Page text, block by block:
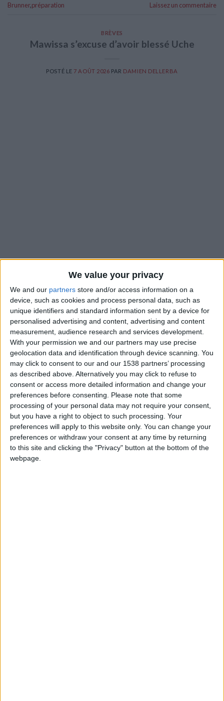
We value your privacy
We and our partners store and/or access information on a
device, such as cookies and process personal data, such as
unique identifiers and standard information sent by a device for
personalised advertising and content, advertising and content
measurement, audience research and services development.
With your permission we and our partners may use precise
geolocation data and identification through device scanning. You
may click to consent to our and our 1538 partners’ processing
as described above. Alternatively you may click to refuse to
consent or access more detailed information and change your
preferences before consenting.
Please note that some
processing of your personal data may not require your consent,
but you have a right to object to such processing. Your
preferences will apply to this website only. You can change your
preferences or withdraw your consent at any time by returning
to this site and clicking the "Privacy" button at the bottom of the
webpage.
Brunner,préparation Laissez un commentaire
BRÈVES
Mawissa s’excuse d’avoir blessé Uche
POSTÉ LE 7 AOÛT 2026 PAR DAMIEN DELLERBA
La rencontre de Christian Mawissa contre Getafe s’est
arrêtée prématurément. À la 78e minute, le défenseur central
de l’AS Monaco a reçu un carton rouge de la part de l’arbitre
Monsieur Vernice, qui a logiquement sanctionné un tacle
violent et mal maîtrisé sur Christantus Uche. L’international
nigérian, sérieusement blessé, a été évacué sur civière. Il […]
CONTINUER LA LECTURE→
Posted inBrèves|Tagged amical,AS Monaco,Christian Mawissa